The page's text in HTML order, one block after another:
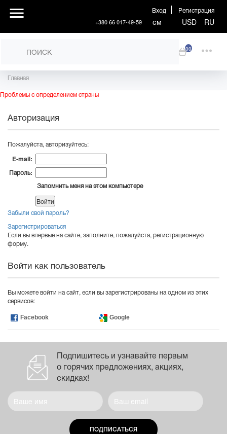
Вход Регистрация
+380 66 017-49-59 см USD RU
00
Главная
Проблемы с определением страны
Авторизация
Пожалуйста, авторизуйтесь:
E-mail:
Пароль:
Запомнить меня на этом компьютере
Забыли свой пароль?
Зарегистрироваться
Если вы впервые на сайте, заполните, пожалуйста, регистрационную
форму.
Войти как пользователь
Вы можете войти на сайт, если вы зарегистрированы на одном из этих
сервисов:
Facebook Google
Подпишитесь и узнавайте первым
о горячих предложениях, акциях,
скидках!
ПОДПИСАТЬСЯ